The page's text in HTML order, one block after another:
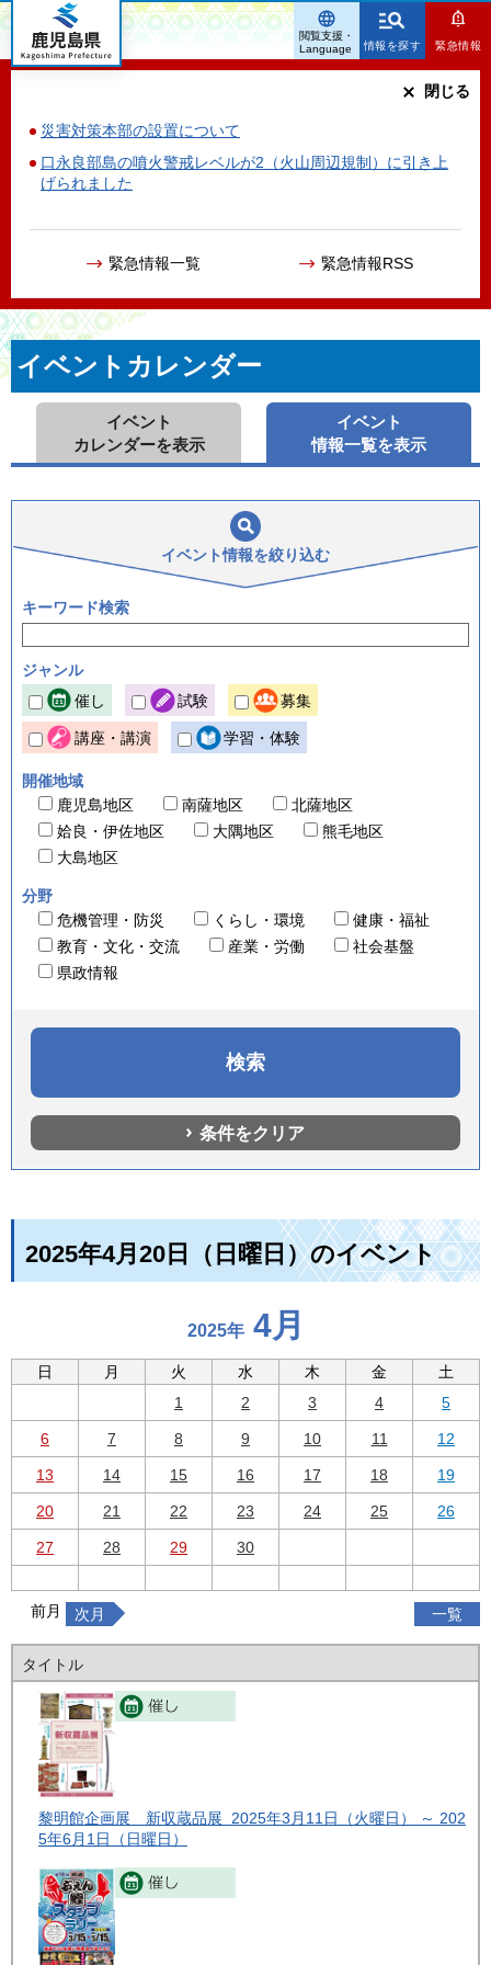
鹿児島県
情報を探す 緊急情報
災害対策本部の設置について
口永良部島の噴火警戒レベルが2（火山周辺規制）に引き上
げられました
緊急情報一覧 緊急情報RSS
閉じる
閲覧支援・
Language
イベントカレンダー
イベント
カレンダーを表示
イベント
情報一覧を表示
イベント情報を絞り込む
キーワード検索
ジャンル
催し
試験 募集
講座・講演 学習・体験
開催地域
鹿児島地区
南薩地区
北薩地区
姶良・伊佐地区
大隅地区
熊毛地区
大島地区
分野
危機管理・防災
くらし・環境
健康・福祉
教育・文化・交流
産業・労働
社会基盤
県政情報
条件をクリア
2025年4月20日（日曜日）のイベント
2025年 4月
日 月 火 水 木 金
土
1
2 3 4 5
6 7 8 9 10 11 12
13 14 15 16 17 18 19
20 21 22 23 24 25 26
27 28 29 30
前月 一覧
次月
タイトル
黎明館企画展 新収蔵品展 2025年3月11日（火曜日） ～ 202
5年6月1日（日曜日）